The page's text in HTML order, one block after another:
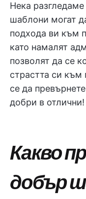
Нека
шаблони могат
подхода ви към
като намалят
позволят да се
страстта си към
се да
добри в отлични!
Какво
добър